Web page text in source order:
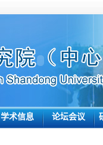
学术信息 论坛会议